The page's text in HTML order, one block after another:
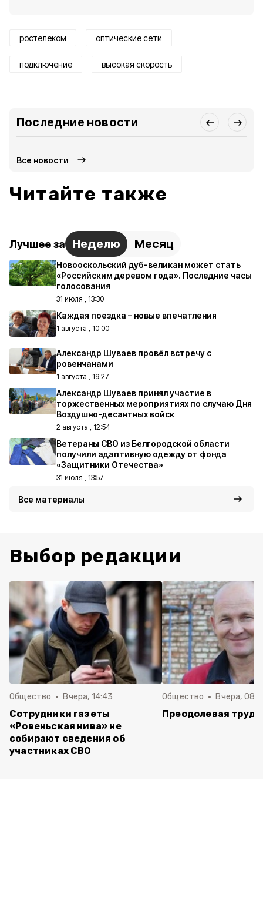
ростелеком оптические сети
подключение высокая скорость
Последние новости
Все новости
Читайте также
Лучшее за Неделю Месяц
Новооскольский дуб-великан может стать
«Российским деревом года». Последние часы
голосования
31 июля , 13:30
Каждая поездка – новые впечатления
1 августа , 10:00
Александр Шуваев провёл встречу с
ровенчанами
1 августа , 19:27
Александр Шуваев принял участие в
торжественных мероприятиях по случаю Дня
Воздушно-десантных войск
2 августа , 12:54
Ветераны СВО из Белгородской области
получили адаптивную одежду от фонда
«Защитники Отечества»
31 июля , 13:57
Все материалы
Выбор редакции
Общество Вчера, 14:43
Сотрудники газеты
«Ровеньская нива» не
собирают сведения об
участниках СВО
Общество Вчера,
Преодолевая